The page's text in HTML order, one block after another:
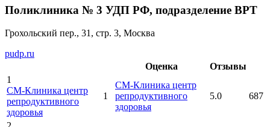
Поликлиника № 3 УДП РФ, подразделение ВРТ
Грохольский пер., 31, стр. 3, Москва
pudp.ru
Оценка
Отзывы
1
СМ-Клиника центр
репродуктивного
здоровья
1
СМ-Клиника центр
репродуктивного
здоровья
5.0 687